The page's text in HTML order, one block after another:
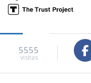
5555
visitas